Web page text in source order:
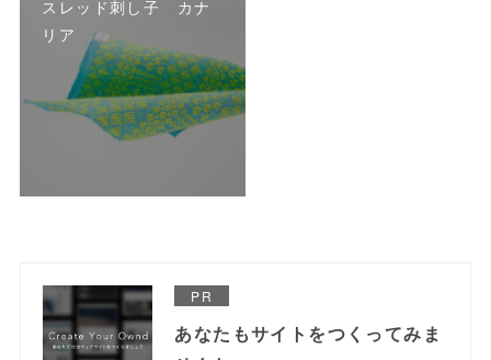
スレッド刺し子 カナ
リア
PR
あなたもサイトをつくってみま